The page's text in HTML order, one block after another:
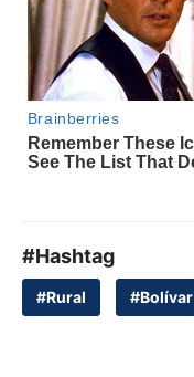
#Hashtag
#Rural #Bolívar